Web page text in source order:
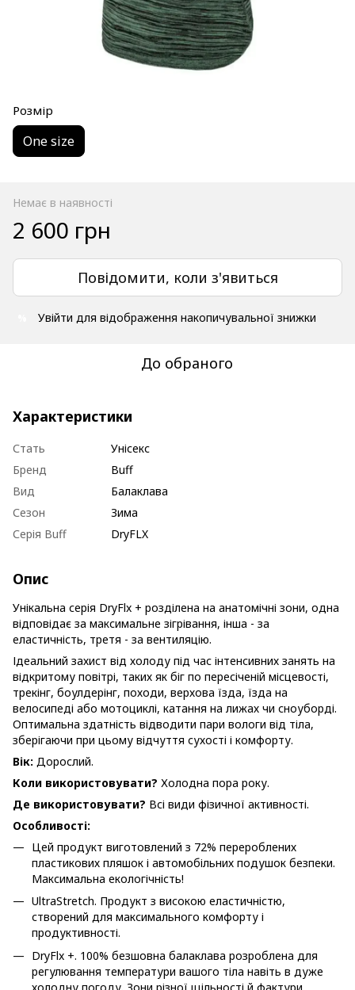
Розмір
One size
Немає в наявності
2 600 грн
Повідомити, коли з'явиться
Увійти для відображення накопичувальної знижки
До обраного
Характеристики
Стать
Унісекс
Бренд
Buff
Вид
Балаклава
Сезон
Зима
Серія Buff
DryFLX
Опис
Унікальна серія DryFlx + розділена на анатомічні зони, одна
відповідає за максимальне зігрівання, інша - за
еластичність, третя - за вентиляцію.
Ідеальний захист від холоду під час інтенсивних занять на
відкритому повітрі, таких як біг по пересіченій місцевості,
трекінг, боулдерінг, походи, верхова їзда, їзда на
велосипеді або мотоциклі, катання на лижах чи сноуборді.
Оптимальна здатність відводити пари вологи від тіла,
зберігаючи при цьому відчуття сухості і комфорту.
Вік: Дорослий.
Коли використовувати? Холодна пора року.
Де використовувати? Всі види фізичної активності.
Особливості:
Цей продукт виготовлений з 72% перероблених
пластикових пляшок і автомобільних подушок безпеки.
Максимальна екологічність!
UltraStretch. Продукт з високою еластичністю,
створений для максимального комфорту і
продуктивності.
DryFlx +. 100% безшовна балаклава розроблена для
регулювання температури вашого тіла навіть в дуже